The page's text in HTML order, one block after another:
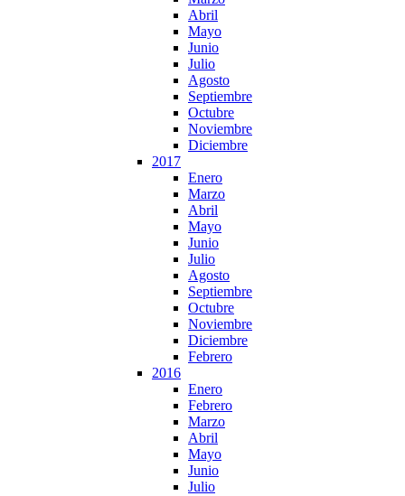
Abril
Mayo
Junio
Julio
Agosto
Septiembre
Octubre
Noviembre
Diciembre
2017
Enero
Marzo
Abril
Mayo
Junio
Julio
Agosto
Septiembre
Octubre
Noviembre
Diciembre
Febrero
2016
Enero
Febrero
Marzo
Abril
Mayo
Junio
Julio